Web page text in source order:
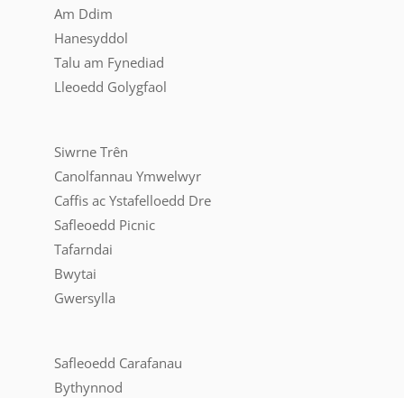
Am Ddim
Hanesyddol
Talu am Fynediad
Lleoedd Golygfaol
Siwrne Trên
Canolfannau Ymwelwyr
Caffis ac Ystafelloedd Dre
Safleoedd Picnic
Tafarndai
Bwytai
Gwersylla
Safleoedd Carafanau
Bythynnod